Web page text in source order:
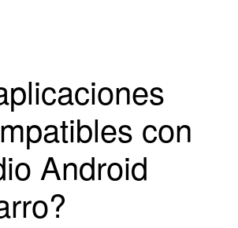
con
Android